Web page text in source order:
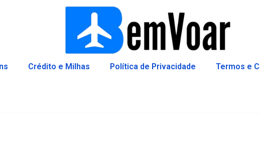
Crédito e Milhas Política de Privacidade Termos e